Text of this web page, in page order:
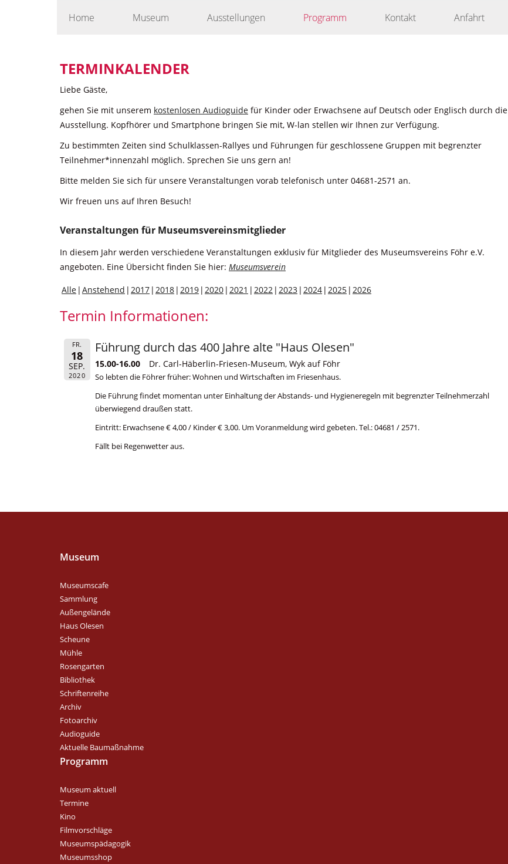
Home Museum Ausstellungen Programm Kontakt Anfahrt
TERMINKALENDER
Liebe Gäste,
gehen Sie mit unserem kostenlosen Audioguide für Kinder oder Erwachsene auf Deutsch oder Englisch durch die
Ausstellung. Kopfhörer und Smartphone bringen Sie mit, W-lan stellen wir Ihnen zur Verfügung.
Zu bestimmten Zeiten sind Schulklassen-Rallyes und Führungen für geschlossene Gruppen mit begrenzter
Teilnehmer*innenzahl möglich. Sprechen Sie uns gern an!
Bitte melden Sie sich für unsere Veranstaltungen vorab telefonisch unter 04681-2571 an.
Wir freuen uns auf Ihren Besuch!
Veranstaltungen für Museumsvereinsmitglieder
In diesem Jahr werden verschiedene Veranstaltungen exklusiv für Mitglieder des Museumsvereins Föhr e.V.
angeboten. Eine Übersicht finden Sie hier: Museumsverein
Alle Anstehend 2017 2018 2019 2020 2021 2022 2023 2024 2025 2026
Termin Informationen:
FR.
18
SEP.
2020
Führung durch das 400 Jahre alte "Haus Olesen"
15.00-16.00 Dr. Carl-Häberlin-Friesen-Museum, Wyk auf Föhr
So lebten die Föhrer früher: Wohnen und Wirtschaften im Friesenhaus.
Die Führung findet momentan unter Einhaltung der Abstands- und Hygieneregeln mit begrenzter Teilnehmerzahl
überwiegend draußen statt.
Eintritt: Erwachsene € 4,00 / Kinder € 3,00. Um Voranmeldung wird gebeten. Tel.: 04681 / 2571.
Fällt bei Regenwetter aus.
Museum
Museumscafe
Sammlung
Außengelände
Haus Olesen
Scheune
Mühle
Rosengarten
Bibliothek
Schriftenreihe
Archiv
Fotoarchiv
Audioguide
Aktuelle Baumaßnahme
Programm
Museum aktuell
Termine
Kino
Filmvorschläge
Museumspädagogik
Museumsshop